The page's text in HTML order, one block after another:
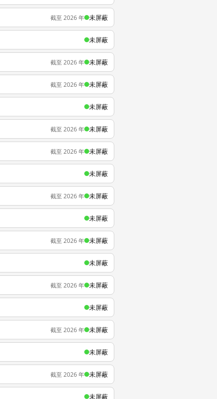
截至 2026 年 未屏蔽
未屏蔽
截至 2026 年 未屏蔽
截至 2026 年 未屏蔽
未屏蔽
截至 2026 年 未屏蔽
截至 2026 年 未屏蔽
未屏蔽
截至 2026 年 未屏蔽
未屏蔽
截至 2026 年 未屏蔽
未屏蔽
截至 2026 年 未屏蔽
未屏蔽
截至 2026 年 未屏蔽
未屏蔽
截至 2026 年 未屏蔽
未屏蔽